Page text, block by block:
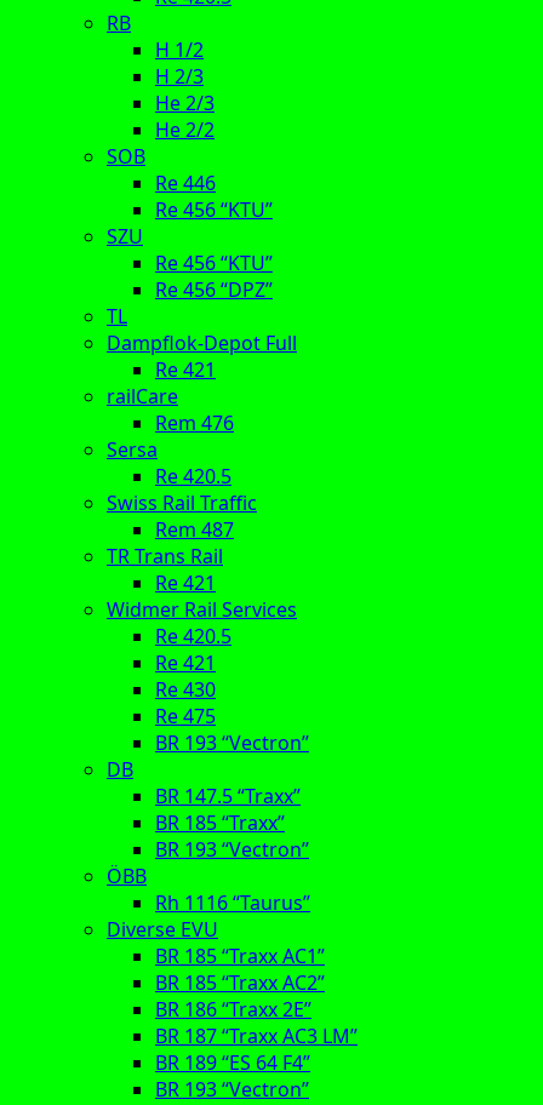
RB
H 1/2
H 2/3
He 2/3
He 2/2
SOB
Re 446
Re 456 “KTU”
SZU
Re 456 “KTU”
Re 456 “DPZ”
TL
Dampflok-Depot Full
Re 421
railCare
Rem 476
Sersa
Re 420.5
Swiss Rail Traffic
Rem 487
TR Trans Rail
Re 421
Widmer Rail Services
Re 420.5
Re 421
Re 430
Re 475
BR 193 “Vectron”
DB
BR 147.5 “Traxx”
BR 185 “Traxx”
BR 193 “Vectron”
ÖBB
Rh 1116 “Taurus”
Diverse EVU
BR 185 “Traxx AC1”
BR 185 “Traxx AC2”
BR 186 “Traxx 2E”
BR 187 “Traxx AC3 LM”
BR 189 “ES 64 F4”
BR 193 “Vectron”